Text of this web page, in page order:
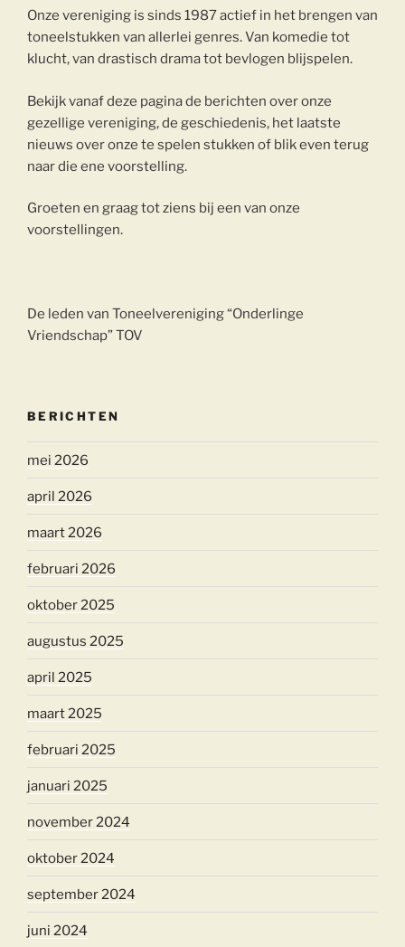
Onze vereniging is sinds 1987 actief in het brengen van
toneelstukken van allerlei genres. Van komedie tot
klucht, van drastisch drama tot bevlogen blijspelen.
Bekijk vanaf deze pagina de berichten over onze
gezellige vereniging, de geschiedenis, het laatste
nieuws over onze te spelen stukken of blik even terug
naar die ene voorstelling.
Groeten en graag tot ziens bij een van onze
voorstellingen.
De leden van Toneelvereniging “Onderlinge
Vriendschap” TOV
BERICHTEN
mei 2026
april 2026
maart 2026
februari 2026
oktober 2025
augustus 2025
april 2025
maart 2025
februari 2025
januari 2025
november 2024
oktober 2024
september 2024
juni 2024